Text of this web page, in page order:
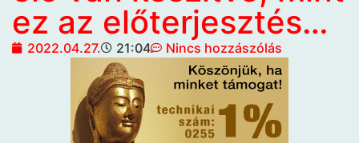
ez az előterjesztés…
2022.04.27. 21:04 Nincs hozzászólás